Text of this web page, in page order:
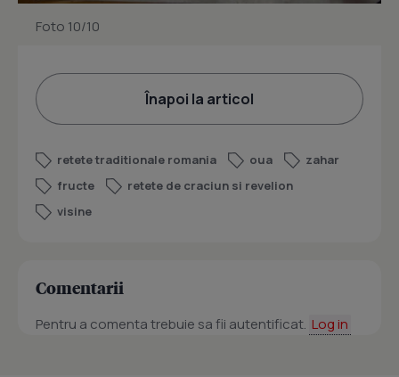
Foto 10/10
Înapoi la articol
retete traditionale romania oua
zahar
fructe
retete de craciun si revelion
visine
Comentarii
Pentru a comenta trebuie sa fii autentificat. Log in